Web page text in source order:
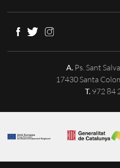
A. Ps. Sant
17430 Santa
T. 972 84